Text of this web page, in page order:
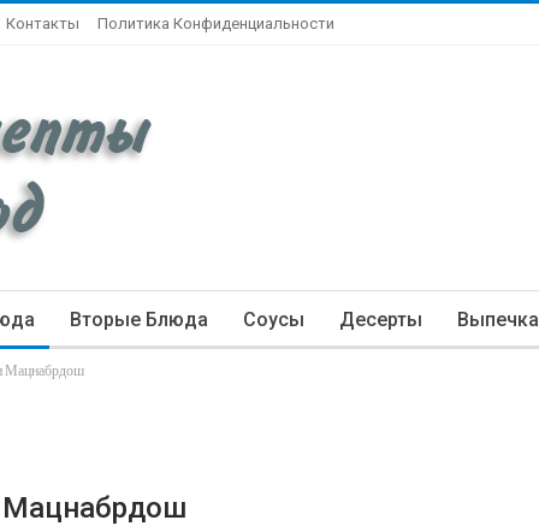
Контакты Политика Конфиденциальности
Вторые Блюда Соусы Десерты Выпечка
Мацнабрдош